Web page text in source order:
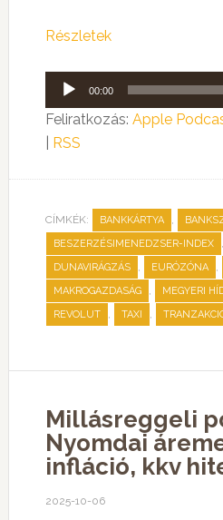
Részletek
Audió
lejátszó
00:00
Feliratkozás: Apple
RSS
CÍMKÉK: BANKKÁRTYA ,
BESZERZÉSIMENEDZSER-INDEX ,
DUNAVIRÁGZÁS , EURÓZÓNA ,
MAKROGAZDASÁG , MEGYERI
REVOLUT , TAXI ,
Millásreggeli
Nyomdai
infláció, kkv
2025-10-06